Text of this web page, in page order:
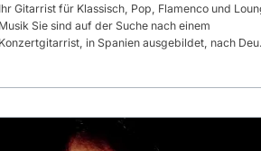
Ihr Gitarrist für Klassisch, Pop, Flamenco und
Musik Sie sind auf der Suche nach einem
Konzertgitarrist, in Spanien ausgebildet, nach